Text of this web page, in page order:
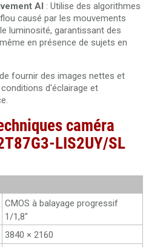
AI : Utilise des algorithmes
causé par les mouvements
luminosité, garantissant des
en présence de sujets en
fournir des images nettes et
d'éclairage et
caméra
LIS2UY/SL
CMOS à balayage progressif
1/1,8"
3840 × 2160